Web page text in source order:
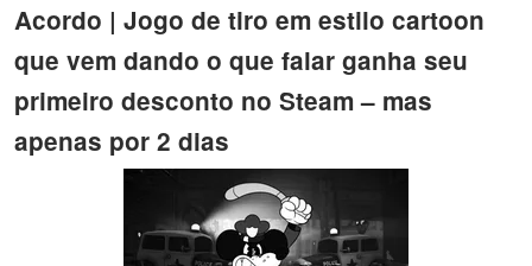
Acordo | Jogo de tiro em estilo cartoon
que vem dando o que falar ganha seu
primeiro desconto no Steam – mas
apenas por 2 dias